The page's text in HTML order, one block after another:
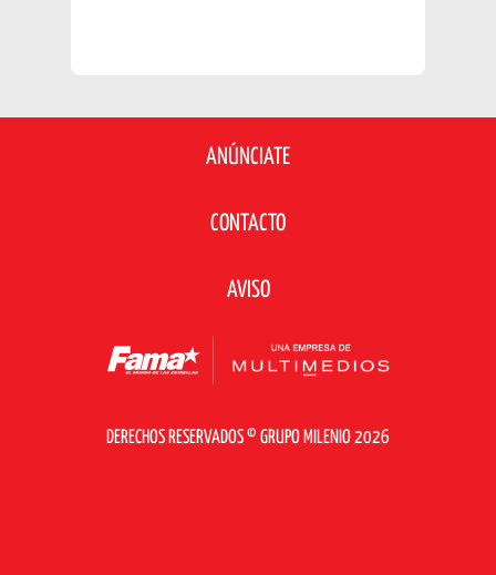
ANÚNCIATE
CONTACTO
AVISO
DERECHOS RESERVADOS © GRUPO MILENIO 2026